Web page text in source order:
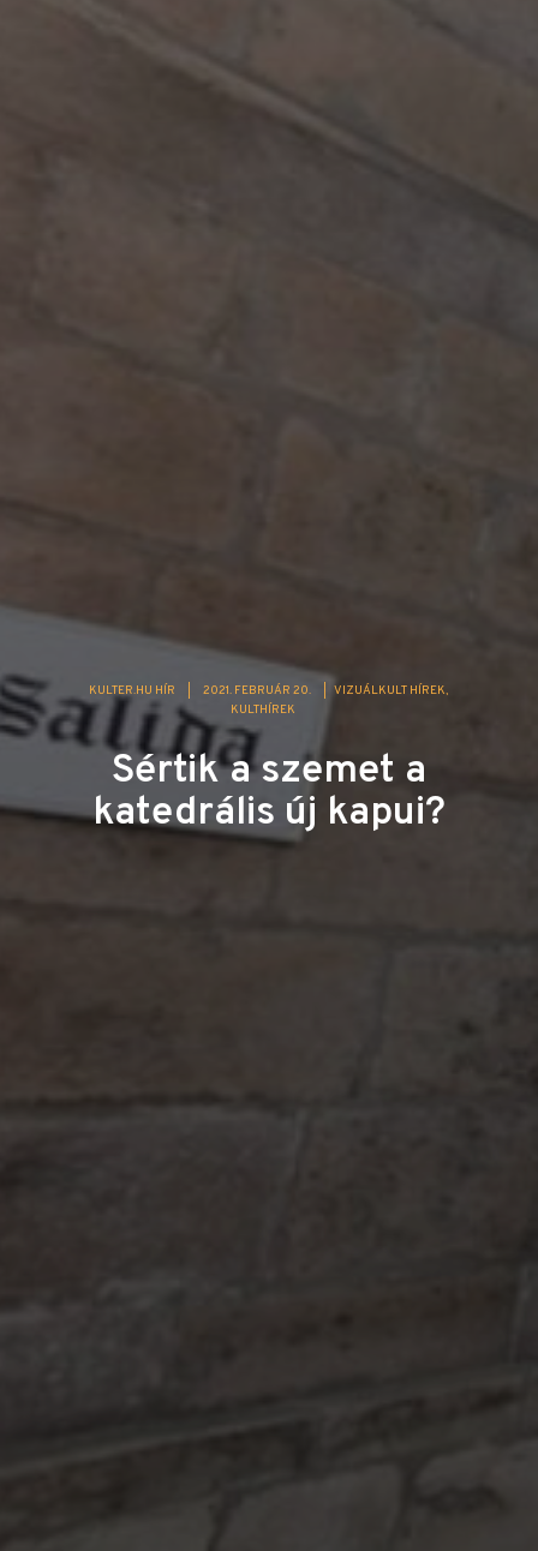
KULTER.HU HÍR 2021. FEBRUÁR 20.
VIZUÁLKULT HÍREK
KULTHÍREK
Sértik a szemet a
katedrális új kapui?